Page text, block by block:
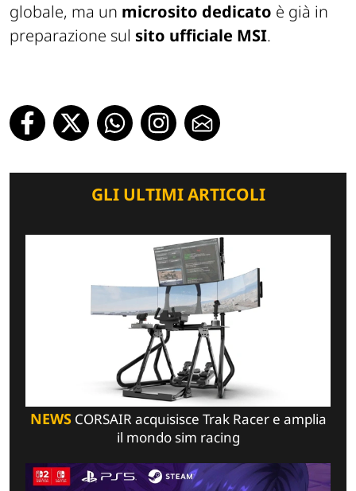
globale, ma un microsito dedicato è già in
preparazione sul sito ufficiale MSI.
GLI ULTIMI ARTICOLI
NEWSCORSAIR acquisisce Trak Racer e amplia
il mondo sim racing